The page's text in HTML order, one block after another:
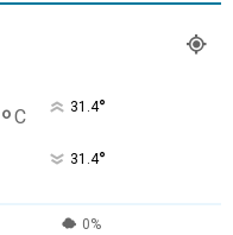
°C 31.4°
31.4°
0%